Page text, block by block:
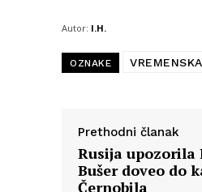
Autor: I.H.
OZNAKE
Prethodni članak
Rusija upozorila
Bušer doveo do
Černobila